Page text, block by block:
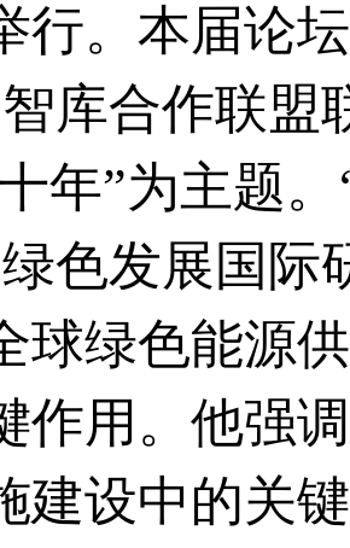
行。本届论
库合作联盟
年”为主题
色发展国际
球绿色能源
作用。他强
建设中的关